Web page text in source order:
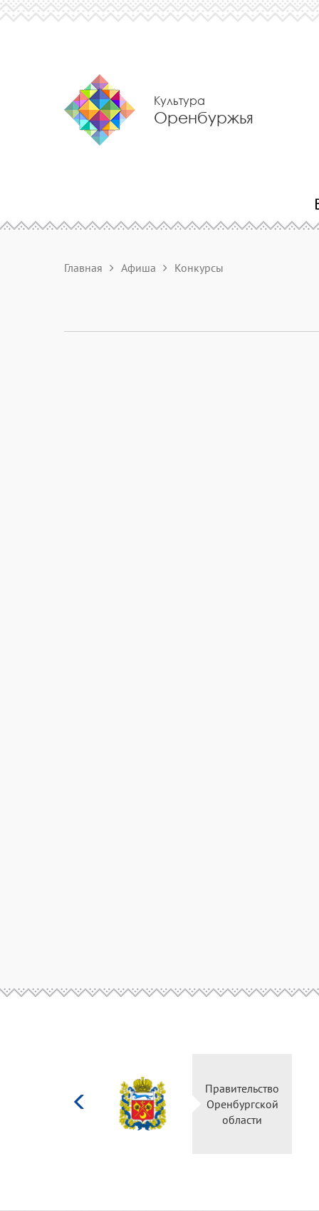
Культура
Оренбуржья
Главная Афиша Конкурсы
Правительство
Оренбургской
области